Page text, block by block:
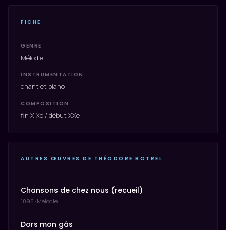
FICHE
GENRE
Mélodie
INSTRUMENTATION
chant et piano
COMPOSITION
fin XIXe / début XXe
AUTRES ŒUVRES DE THÉODORE BOTREL
Chansons de chez nous (recueil)
1898 · Melodie
Dors mon gâs